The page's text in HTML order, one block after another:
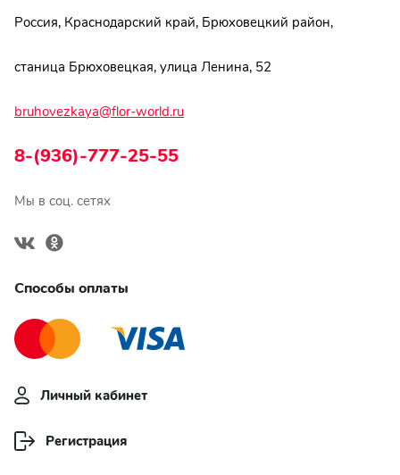
Россия, Краснодарский край, Брюховецкий район,
станица Брюховецкая, улица Ленина, 52
bruhovezkaya@flor-world.ru
8-(936)-777-25-55
Мы в соц. сетях
Способы оплаты
Личный кабинет
Регистрация